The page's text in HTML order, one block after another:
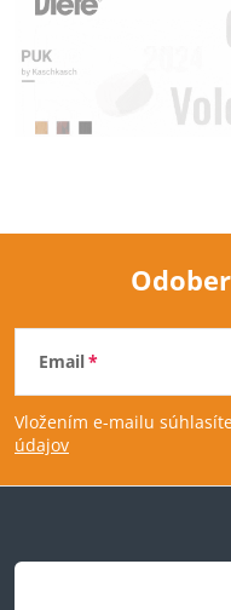
Z
á
p
t
Email
Vložením e-mailu
údajov